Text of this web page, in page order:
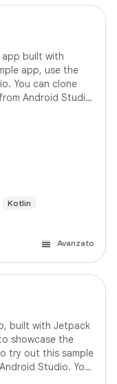
app built with
app, use the
You can clone
Android Studio
Kotlin
Avanzato
built with Jetpack
showcase the
try out this sample
Studio. You